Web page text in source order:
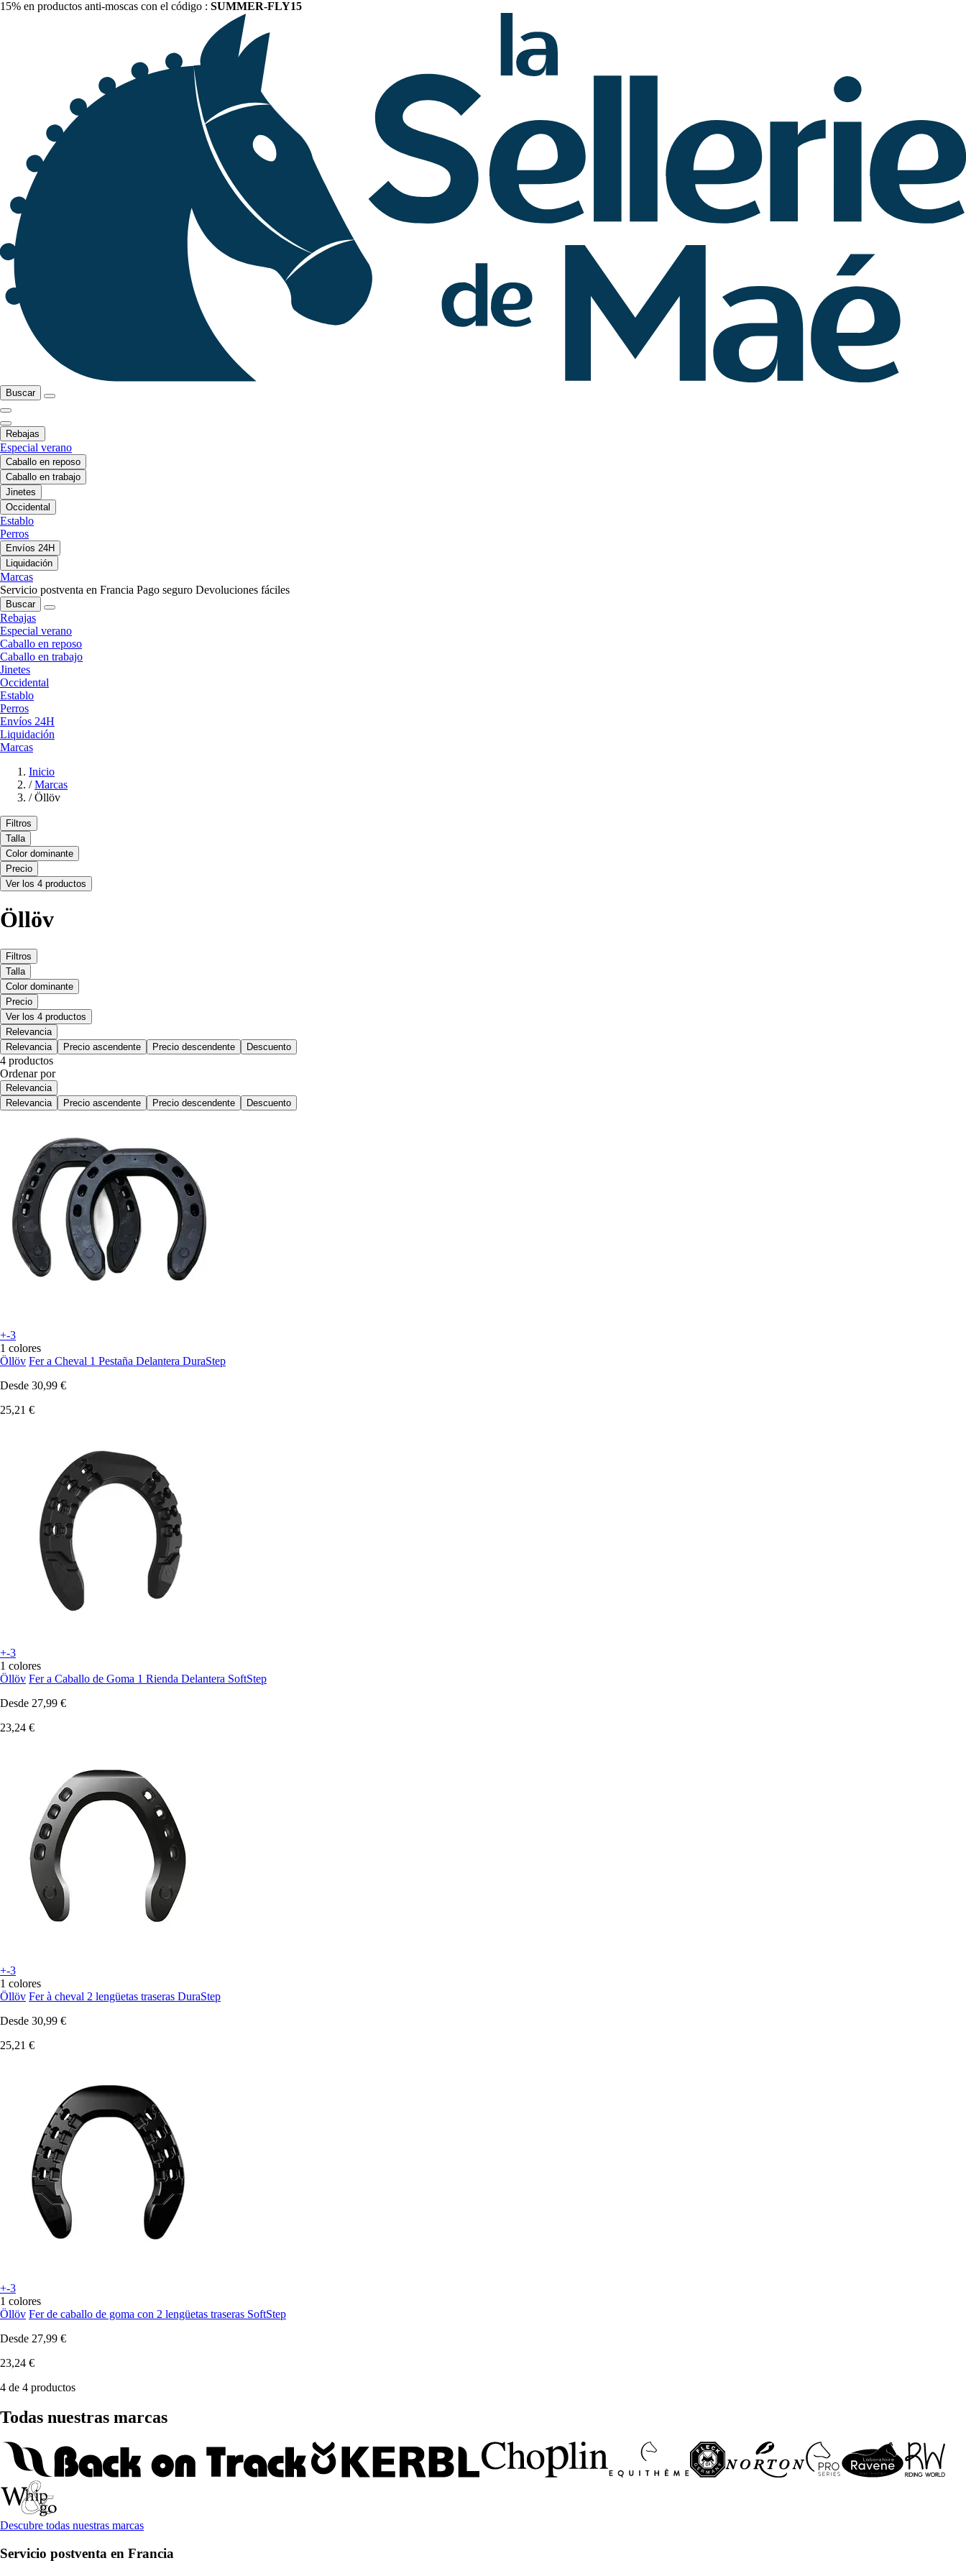
15% en productos anti-moscas con el código : SUMMER-FLY15
Buscar
Rebajas
Especial verano
Caballo en reposo
Caballo en trabajo
Jinetes
Occidental
Establo
Perros
Envíos 24H
Liquidación
Marcas
Servicio postventa en Francia Pago seguro Devoluciones fáciles
Buscar
Rebajas
Especial verano
Caballo en reposo
Caballo en trabajo
Jinetes
Occidental
Establo
Perros
Envíos 24H
Liquidación
Marcas
Inicio
/ Marcas
/ Öllöv
Filtros
Talla
Color dominante
Precio
Ver los 4 productos
Öllöv
Filtros
Talla
Color dominante
Precio
Ver los 4 productos
Relevancia
Relevancia
Precio ascendente Precio descendente Descuento
4 productos
Ordenar por
Relevancia
Relevancia
Precio ascendente Precio descendente Descuento
+-3
1 colores
Öllöv Fer a Cheval 1 Pestaña Delantera DuraStep
Desde 30,99 €
25,21 €
+-3
1 colores
Öllöv Fer a Caballo de Goma 1 Rienda Delantera SoftStep
Desde 27,99 €
23,24 €
+-3
1 colores
Öllöv Fer à cheval 2 lengüetas traseras DuraStep
Desde 30,99 €
25,21 €
+-3
1 colores
Öllöv Fer de caballo de goma con 2 lengüetas traseras SoftStep
Desde 27,99 €
23,24 €
4 de 4 productos
Todas nuestras marcas
Descubre todas nuestras marcas
Servicio postventa en Francia